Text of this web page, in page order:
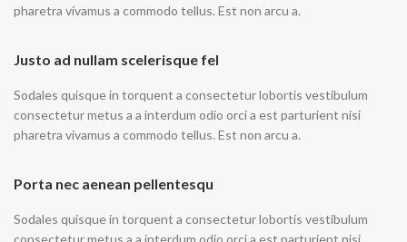
pharetra vivamus a commodo tellus. Est non arcu a.
Justo ad nullam scelerisque fel
Sodales quisque in torquent a consectetur lobortis vestibulum
consectetur metus a a interdum odio orci a est parturient nisi
pharetra vivamus a commodo tellus. Est non arcu a.
Porta nec aenean pellentesqu
Sodales quisque in torquent a consectetur lobortis vestibulum